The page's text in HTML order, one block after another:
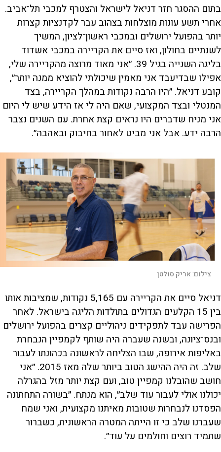
בתום ההסגר חזר דניאל לישראל והצטרף למכבי תל־אביב.
אחרי תשע עונות מוצלחות בצהוב עבר לקדנציות קצרות
יותר בהפועל ירושלים ובמכבי ראשון־לציון, המשיך
לשנתיים בחולון, ואז סיים את הקריירה במכבי אשדוד
בליגה השנייה בגיל 39. ״אני מאוד מרוצה מהקריירה שלי,
אפילו שבדיעבד אני מאמין שיכולתי להוציא ממנה יותר״,
קובע דניאל. ״היו הרבה נקודות במהלך הקריירה, בצד
המנטלי ובצד המקצועי, שאם היה לי אז הידע שיש לי היום
אני מניח שדברים היו נראים קצת אחרת. עם השנים נצבר
הרבה ידע. אבל אני מביט לאחור בחיבוק ובאהבה״.
צילום:אריק סולטן
דניאל סיים את הקריירה עם 5,165 נקודות, שמציבות אותו
בין 15 הקלעים הגדולים בתולדות הליגה בישראל. לאחר
הפרישה עבד לתפקידים ניהוליים קצרים בהפועל ירושלים
ובנס־ציונה, ובשנה שעברה היה שותף לקמפיין הנבחרת
באליפות אירופה, שבו הצליחה לראשונה בכהונתו לעבור
שלב. זה היה ההישג הטוב ביותר שלה מאז 2015. ״אני
חושב שהובלנו קמפיין טוב, ועם קצת יותר מזל בהגרלה
יכולנו אולי לעבור עוד שלב״, הוא מנתח. ״בשורה התחתונה
הפסדנו לנבחרות שטובות מאיתנו מקצועית, ואני שמח
שעברנו שלב כי זו הייתה המטרה הראשונית, כשברור
שתמיד רוצים וחולמים על עוד״.